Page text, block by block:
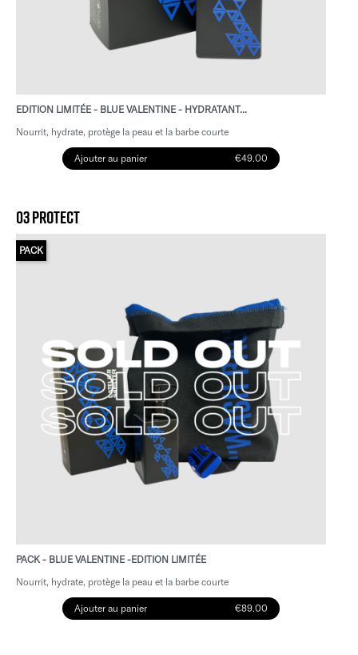
EDITION LIMITÉE - BLUE VALENTINE - HYDRATANT...
Nourrit, hydrate, protège la peau et la barbe courte
Ajouter au panier €49.00
03 PROTECT
PACK - BLUE VALENTINE -EDITION LIMITÉE
PACK
Nourrit, hydrate, protège la peau et la barbe courte
Ajouter au panier €89.00